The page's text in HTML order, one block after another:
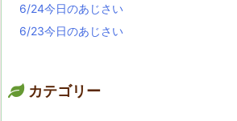
6/24今日のあじさい
6/23今日のあじさい
カテゴリー